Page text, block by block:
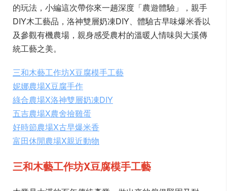
的玩法，小編這次帶你來一趟深度「農遊體驗」，親手
DIY木工藝品，洛神雙層奶凍DIY、體驗古早味爆米香以
及參觀有機農場，親身感受農村的溫暖人情味與大溪傳
統工藝之美。
三和木藝工作坊X豆腐模手工藝
妮娜農場X豆腐手作
綠合農場X洛神雙層奶凍DIY
五吉農場X農舍撿雞蛋
好時節農場X古早爆米香
富田休閒農場X親近動物
三和木藝工作坊X豆腐模手工藝